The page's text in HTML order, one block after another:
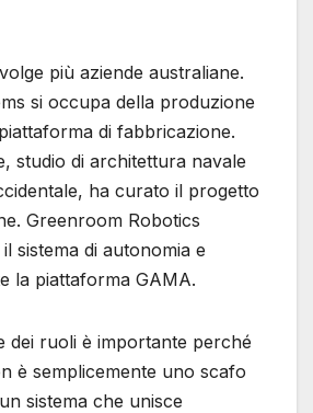
più aziende australiane.
si occupa della produzione
di fabbricazione.
studio di architettura navale
ha curato il progetto
Greenroom Robotics
sistema di autonomia e
la piattaforma GAMA.
dei ruoli è importante perché
è semplicemente uno scafo
sistema che unisce